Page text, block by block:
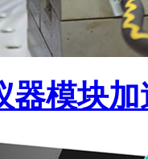
器模块